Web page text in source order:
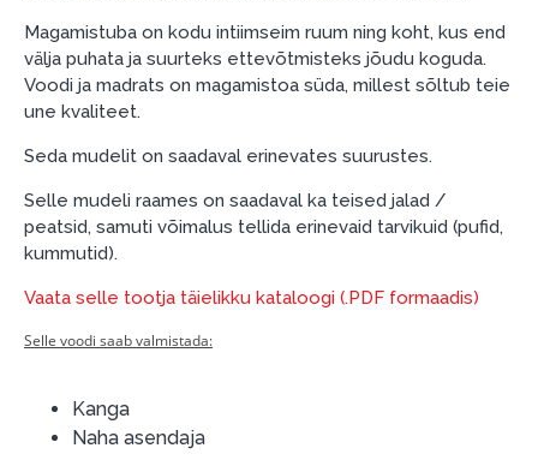
Liisingulepingu võib allkirjastada ainult see isik,
kes on märgitud krediidi saamise lepingus.
Lisateave:
garantii ja tagastamise tingimustega.
Finantsvastutus:
Laenake vastutustundlikult! Enne laenamist
palun hinnake oma finantsvõimalusi.
Magamistuba on kodu intiimseim ruum ning koht, kus end
välja puhata ja suurteks ettevõtmisteks jõudu koguda.
Voodi ja madrats on magamistoa süda, millest sõltub teie
une kvaliteet.
Seda mudelit on saadaval erinevates suurustes.
Selle mudeli raames on saadaval ka teised jalad /
peatsid, samuti võimalus tellida erinevaid tarvikuid (pufid,
kummutid).
Vaata selle tootja täielikku kataloogi (.PDF formaadis)
Selle voodi saab valmistada:
Kanga
Naha asendaja